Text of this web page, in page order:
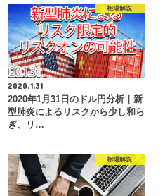
相場解説
2020.1.31
2020年1月31日のドル円分析｜新
型肺炎によるリスクから少し和ら
ぎ、リ…
相場解説